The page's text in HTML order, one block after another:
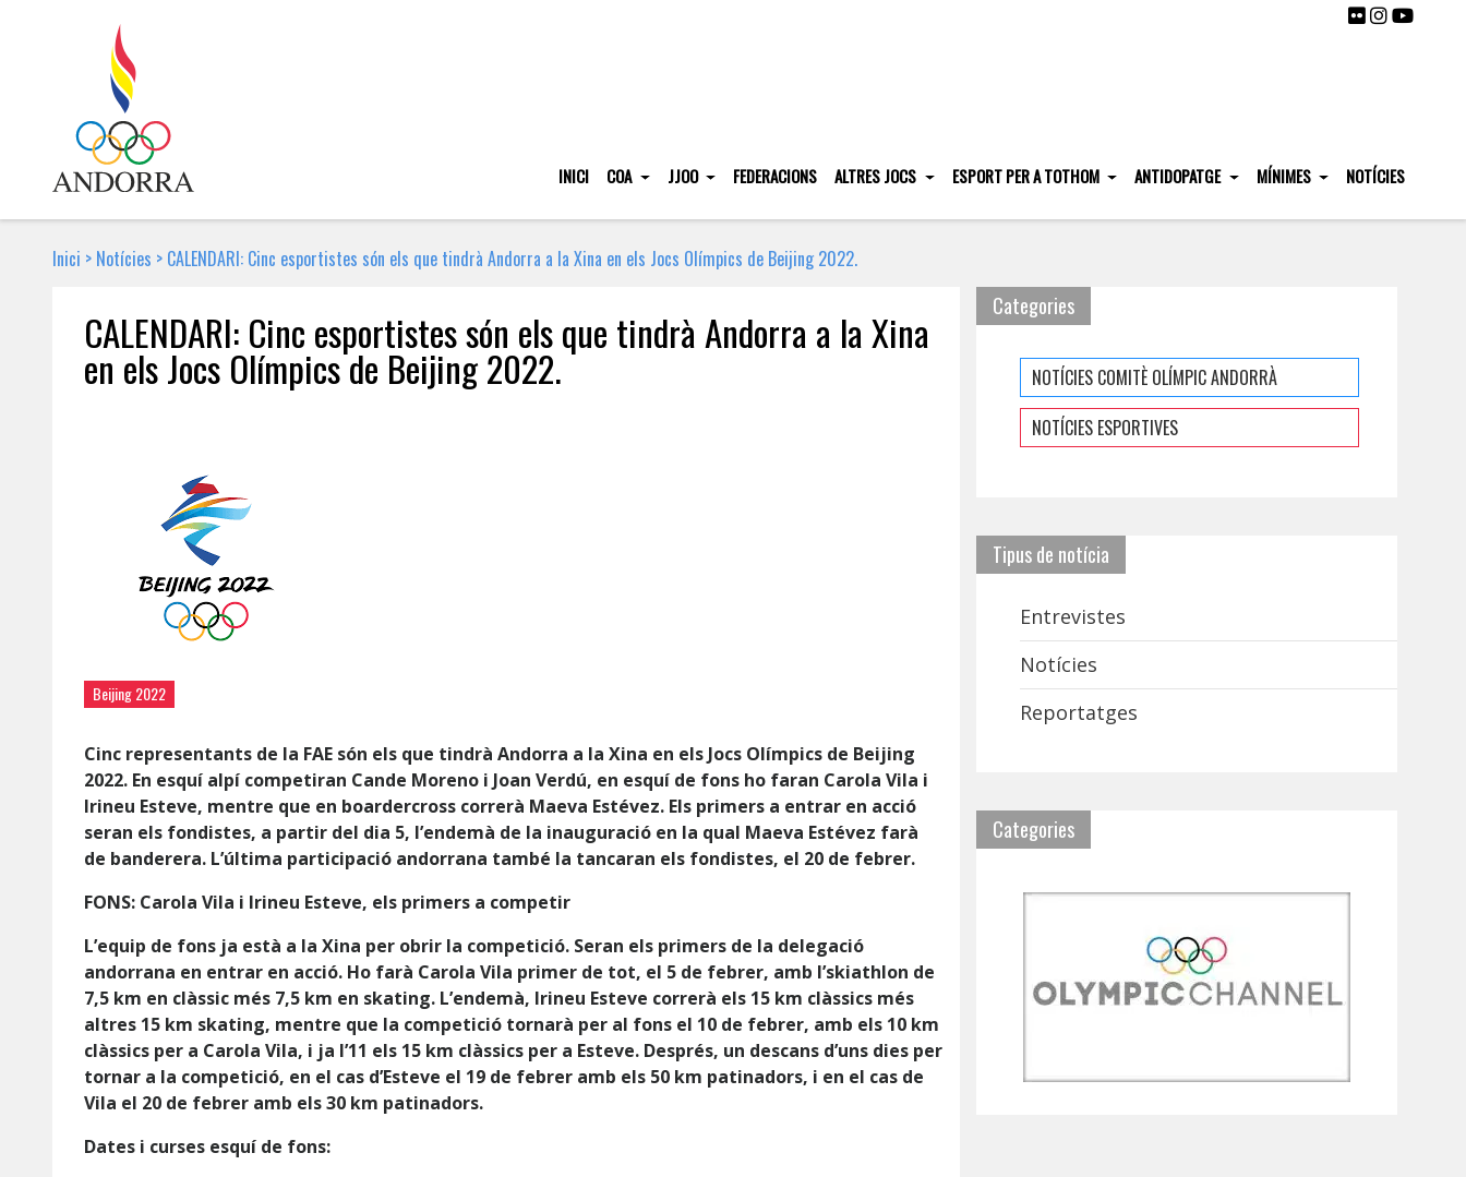
INICI COA JJOO FEDERACIONS ALTRES JOCS ESPORT PER A TOTHOM ANTIDOPATGE MÍNIMES NOTÍCIES
Inici > Notícies > CALENDARI: Cinc esportistes són els que tindrà Andorra a la Xina en els Jocs Olímpics de Beijing 2022.
CALENDARI: Cinc esportistes són els que tindrà Andorra a la Xina
en els Jocs Olímpics de Beijing 2022.
Beijing 2022
Cinc representants de la FAE són els que tindrà Andorra a la Xina en els Jocs Olímpics de Beijing
2022. En esquí alpí competiran Cande Moreno i Joan Verdú, en esquí de fons ho faran Carola Vila i
Irineu Esteve, mentre que en boardercross correrà Maeva Estévez. Els primers a entrar en acció
seran els fondistes, a partir del dia 5, l’endemà de la inauguració en la qual Maeva Estévez farà
de banderera. L’última participació andorrana també la tancaran els fondistes, el 20 de febrer.
FONS: Carola Vila i Irineu Esteve, els primers a competir
L’equip de fons ja està a la Xina per obrir la competició. Seran els primers de la delegació
andorrana en entrar en acció. Ho farà Carola Vila primer de tot, el 5 de febrer, amb l’skiathlon de
7,5 km en clàssic més 7,5 km en skating. L’endemà, Irineu Esteve correrà els 15 km clàssics més
altres 15 km skating, mentre que la competició tornarà per al fons el 10 de febrer, amb els 10 km
clàssics per a Carola Vila, i ja l’11 els 15 km clàssics per a Esteve. Després, un descans d’uns dies per
tornar a la competició, en el cas d’Esteve el 19 de febrer amb els 50 km patinadors, i en el cas de
Vila el 20 de febrer amb els 30 km patinadors.
Dates i curses esquí de fons:
Categories
NOTÍCIES COMITÈ OLÍMPIC ANDORRÀ
NOTÍCIES ESPORTIVES
Tipus de notícia
Entrevistes
Notícies
Reportatges
Categories